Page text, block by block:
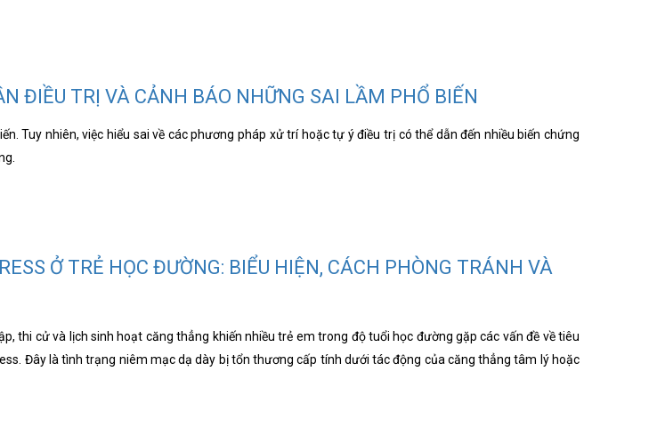
ĐIỀU TRỊ VÀ CẢNH BÁO NHỮNG SAI LẦM PHỔ BIẾN
Tuy nhiên, việc hiểu sai về các phương pháp xử trí hoặc tự ý điều trị có thể dẫn đến nhiều biến chứng
Ở TRẺ HỌC ĐƯỜNG: BIỂU HIỆN, CÁCH PHÒNG TRÁNH VÀ
thi cử và lịch sinh hoạt căng thẳng khiến nhiều trẻ em trong độ tuổi học đường gặp các vấn đề về tiêu
Đây là tình trạng niêm mạc dạ dày bị tổn thương cấp tính dưới tác động của căng thẳng tâm lý hoặc